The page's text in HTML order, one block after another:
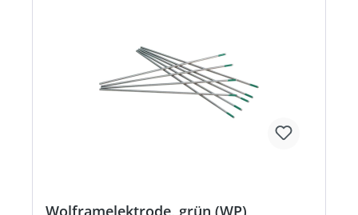
Wolframelektrode, grün (WP)